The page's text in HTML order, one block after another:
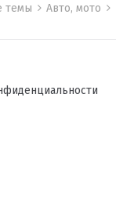
темы Авто, мото